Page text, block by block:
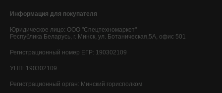
Информация для покупателя
Юридическое лицо: ООО "Спецтехномаркет"
Республика Беларусь, г. Минск, ул. Ботаническая,5А, офис 501
Регистрационный номер ЕГР: 190302109
УНП: 190302109
Регистрационный орган: Минский горисполком